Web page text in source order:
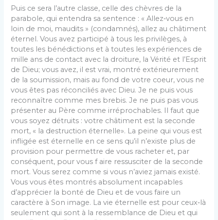
Puis ce sera l’autre classe, celle des chèvres de la
parabole, qui entendra sa sentence : « Allez‑vous en
loin de moi, maudits » (condamnés), allez au châtiment
éternel. Vous avez participé à tous les privilèges, à
toutes les bénédictions et à toutes les expériences de
mille ans de contact avec la droiture, la Vérité et l’Esprit
de Dieu; vous avez, il est vrai, montré extérieurement
de la soumission, mais au fond de votre coeur, vous ne
vous êtes pas réconciliés avec Dieu. Je ne puis vous
reconnaître comme mes brebis. Je ne puis pas vous
présenter au Père comme irréprochables. Il faut que
vous soyez détruits : votre châtiment est la seconde
mort, « la destruction éternelle». La peine qui vous est
infligée est éternelle en ce sens qu’il n’existe plus de
provision pour permettre de vous racheter et, par
conséquent, pour vous f aire ressusciter de la seconde
mort. Vous serez comme si vous n’aviez jamais existé.
Vous vous êtes montrés absolument incapables
d’apprécier la bonté de Dieu et de vous faire un
caractère à Son image. La vie éternelle est pour ceux‑là
seulement qui sont à la ressemblance de Dieu et qui